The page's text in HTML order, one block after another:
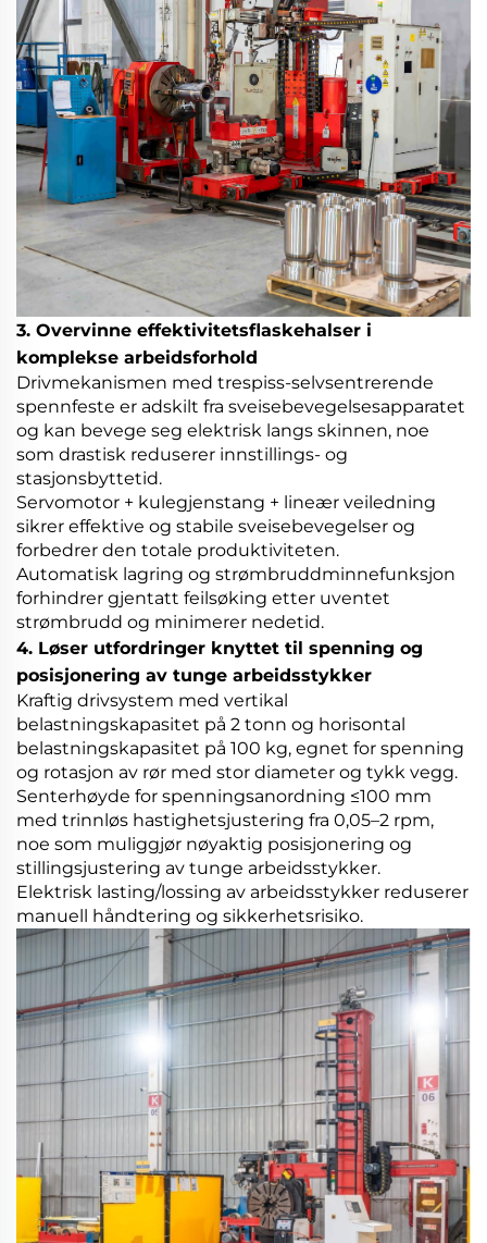
3. Overvinne effektivitetsflaskehalser i
komplekse arbeidsforhold
Drivmekanismen med trespiss-selvsentrerende
spennfeste er adskilt fra sveisebevegelsesapparatet
og kan bevege seg elektrisk langs skinnen, noe
som drastisk reduserer innstillings- og
stasjonsbyttetid.
Servomotor + kulegjenstang + lineær veiledning
sikrer effektive og stabile sveisebevegelser og
forbedrer den totale produktiviteten.
Automatisk lagring og strømbruddminnefunksjon
forhindrer gjentatt feilsøking etter uventet
strømbrudd og minimerer nedetid.
4. Løser utfordringer knyttet til spenning og
posisjonering av tunge arbeidsstykker
Kraftig drivsystem med vertikal
belastningskapasitet på 2 tonn og horisontal
belastningskapasitet på 100 kg, egnet for spenning
og rotasjon av rør med stor diameter og tykk vegg.
Senterhøyde for spenningsanordning ≤100 mm
med trinnløs hastighetsjustering fra 0,05–2 rpm,
noe som muliggjør nøyaktig posisjonering og
stillingsjustering av tunge arbeidsstykker.
Elektrisk lasting/lossing av arbeidsstykker reduserer
manuell håndtering og sikkerhetsrisiko.